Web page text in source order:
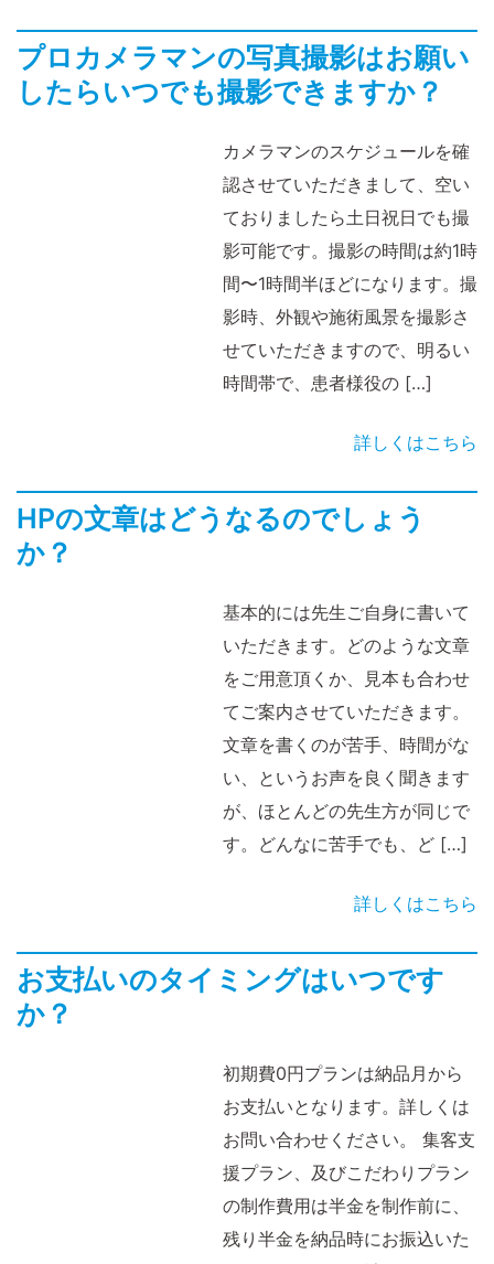
プロカメラマンの写真撮影はお願い
したらいつでも撮影できますか？
カメラマンのスケジュールを確
認させていただきまして、空い
ておりましたら土日祝日でも撮
影可能です。撮影の時間は約1時
間〜1時間半ほどになります。撮
影時、外観や施術風景を撮影さ
せていただきますので、明るい
時間帯で、患者様役の […]
詳しくはこちら
HPの文章はどうなるのでしょう
か？
基本的には先生ご自身に書いて
いただきます。どのような文章
をご用意頂くか、見本も合わせ
てご案内させていただきます。
文章を書くのが苦手、時間がな
い、というお声を良く聞きます
が、ほとんどの先生方が同じで
す。どんなに苦手でも、ど […]
詳しくはこちら
お支払いのタイミングはいつです
か？
初期費0円プランは納品月から
お支払いとなります。詳しくは
お問い合わせください。 集客支
援プラン、及びこだわりプラン
の制作費用は半金を制作前に、
残り半金を納品時にお振込いた